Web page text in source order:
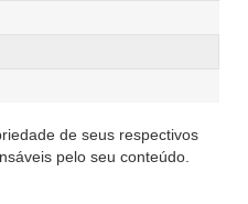
de seus respectivos
pelo seu conteúdo.